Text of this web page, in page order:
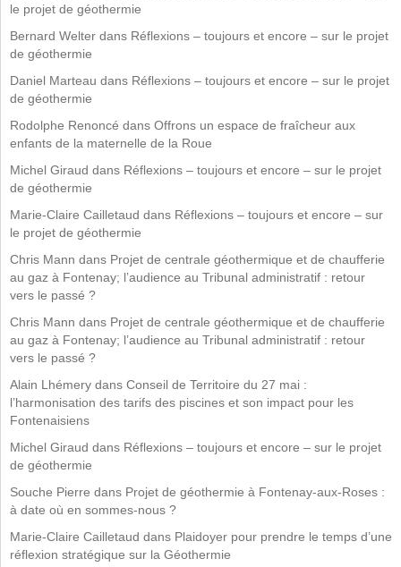
le projet de géothermie
Bernard Welter dans Réflexions – toujours et encore – sur le projet
de géothermie
Daniel Marteau dans Réflexions – toujours et encore – sur le projet
de géothermie
Rodolphe Renoncé dans Offrons un espace de fraîcheur aux
enfants de la maternelle de la Roue
Michel Giraud dans Réflexions – toujours et encore – sur le projet
de géothermie
Marie-Claire Cailletaud dans Réflexions – toujours et encore – sur
le projet de géothermie
Chris Mann dans Projet de centrale géothermique et de chaufferie
au gaz à Fontenay; l’audience au Tribunal administratif : retour
vers le passé ?
Chris Mann dans Projet de centrale géothermique et de chaufferie
au gaz à Fontenay; l’audience au Tribunal administratif : retour
vers le passé ?
Alain Lhémery dans Conseil de Territoire du 27 mai :
l’harmonisation des tarifs des piscines et son impact pour les
Fontenaisiens
Michel Giraud dans Réflexions – toujours et encore – sur le projet
de géothermie
Souche Pierre dans Projet de géothermie à Fontenay-aux-Roses :
à date où en sommes-nous ?
Marie-Claire Cailletaud dans Plaidoyer pour prendre le temps d’une
réflexion stratégique sur la Géothermie